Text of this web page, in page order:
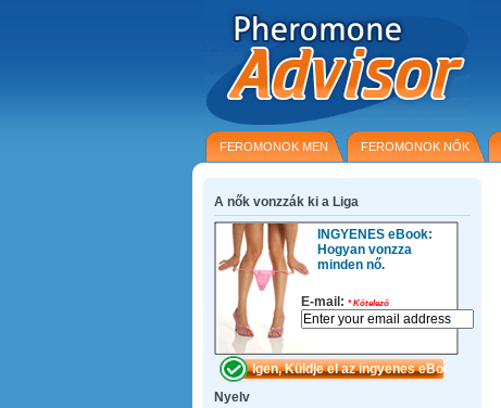
FEROMONOK MEN FEROMONOK NŐK
A nők vonzzák ki a Liga
INGYENES eBook:
Hogyan vonzza
minden nő.
E-mail: *Kötelező
Nyelv